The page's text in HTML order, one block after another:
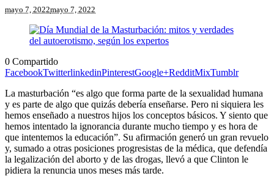
mayo 7, 2022mayo 7, 2022
0 Compartido
FacebookTwitterlinkedinPinterestGoogle+RedditMixTumblr
La masturbación “es algo que forma parte de la sexualidad humana
y es parte de algo que quizás debería enseñarse. Pero ni siquiera les
hemos enseñado a nuestros hijos los conceptos básicos. Y siento que
hemos intentado la ignorancia durante mucho tiempo y es hora de
que intentemos la educación”. Su afirmación generó un gran revuelo
y, sumado a otras posiciones progresistas de la médica, que defendía
la legalización del aborto y de las drogas, llevó a que Clinton le
pidiera la renuncia unos meses más tarde.